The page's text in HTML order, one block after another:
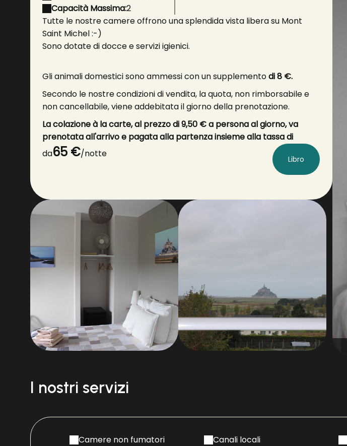
Capacità Massima:2
Tutte le nostre camere offrono una splendida vista libera su Mont
Saint Michel :-)
Sono dotate di docce e servizi igienici.
Gli animali domestici sono ammessi con un supplementodi 8 €.
Secondo le nostre condizioni di vendita, la quota, non rimborsabile e
non cancellabile, viene addebitata il giorno della prenotazione.
La colazione à la carte, al prezzo di 9,50 € a persona al giorno, va
prenotata all'arrivo e pagata alla partenza insieme alla tassa di
soggiorno, pari a 0,85 € a persona al giorno.
per raggiungere la nostra struttura
Arrivo previsto tra le 17:00 e le 19:00.
da65 €/notte Libro
Superbe vue de la chambre
I nostri servizi
Camere non fumatori Canali locali